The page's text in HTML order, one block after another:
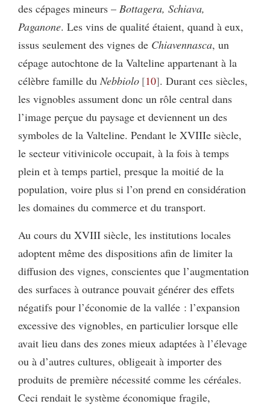
des cépages mineurs – Bottagera, Schiava,
Paganone. Les vins de qualité étaient, quand à eux,
issus seulement des vignes de Chiavennasca, un
cépage autochtone de la Valteline appartenant à la
célèbre famille duNebbiolo 10 . Durant ces siècles,
les vignobles assument donc un rôle central dans
l’image perçue du paysage et deviennent un des
symboles de la Valteline. Pendant le XVIIIe siècle,
le secteur vitivinicole occupait, à la fois à temps
plein et à temps partiel, presque la moitié de la
population, voire plus si l’on prend en considération
les domaines du commerce et du transport.
Au cours du XVIII siècle, les institutions locales
adoptent même des dispositions afin de limiter la
diffusion des vignes, conscientes que l’augmentation
des surfaces à outrance pouvait générer des effets
négatifs pour l’économie de la vallée : l’expansion
excessive des vignobles, en particulier lorsque elle
avait lieu dans des zones mieux adaptées à l’élevage
ou à d’autres cultures, obligeait à importer des
produits de première nécessité comme les céréales.
Ceci rendait le système économique fragile,